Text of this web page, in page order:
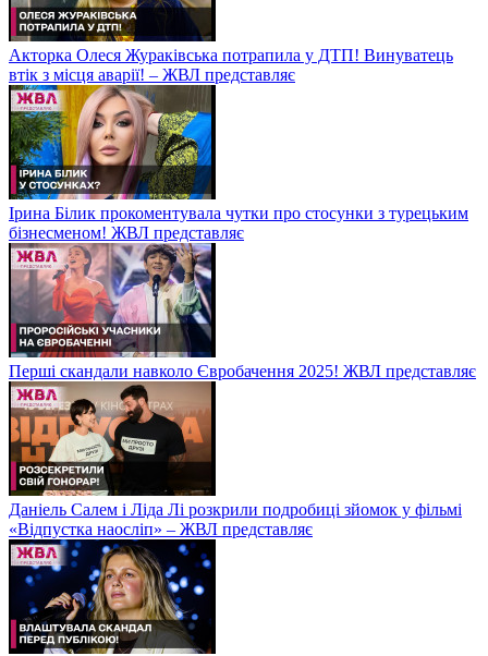
Акторка Олеся Жураківська потрапила у ДТП! Винуватець
втік з місця аварії! – ЖВЛ представляє
Ірина Білик прокоментувала чутки про стосунки з турецьким
бізнесменом! ЖВЛ представляє
Перші скандали навколо Євробачення 2025! ЖВЛ представляє
Даніель Салем і Ліда Лі розкрили подробиці зйомок у фільмі
«Відпустка наосліп» – ЖВЛ представляє